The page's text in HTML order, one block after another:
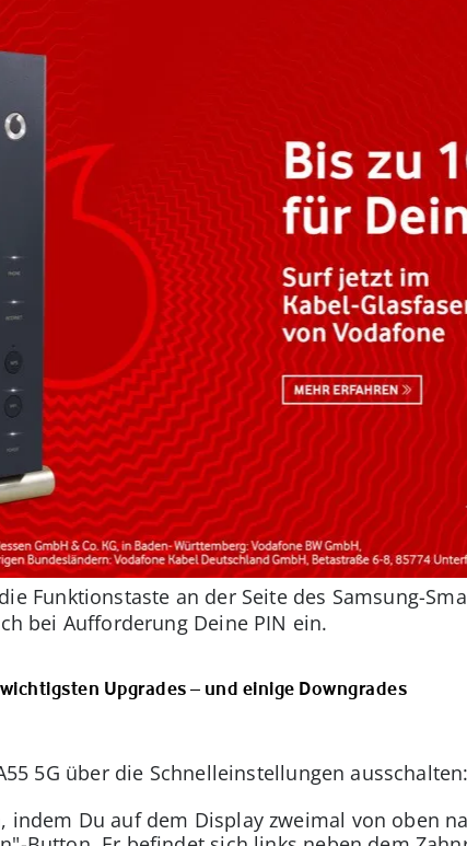
Funktionstaste an der Seite des Samsung-
bei Aufforderung Deine PIN ein.
Upgrades – und einige Downgrades
5G über die Schnelleinstellungen
indem Du auf dem Display zweimal von oben